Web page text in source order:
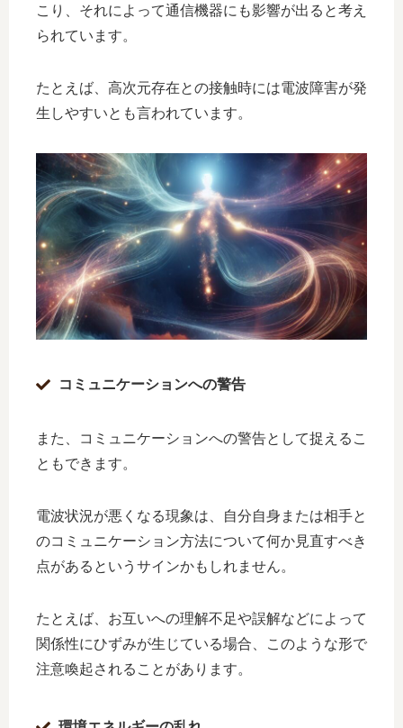
こり、それによって通信機器にも影響が出ると考え
られています。
たとえば、高次元存在との接触時には電波障害が発
生しやすいとも言われています。
コミュニケーションへの警告
また、コミュニケーションへの警告として捉えるこ
ともできます。
電波状況が悪くなる現象は、自分自身または相手と
のコミュニケーション方法について何か見直すべき
点があるというサインかもしれません。
たとえば、お互いへの理解不足や誤解などによって
関係性にひずみが生じている場合、このような形で
注意喚起されることがあります。